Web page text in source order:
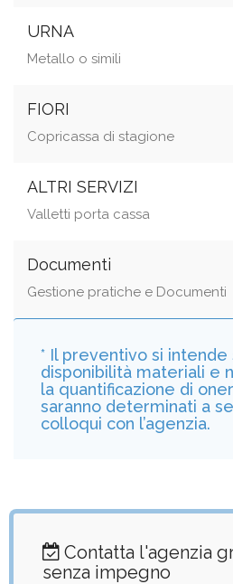
URNA
Metallo o simili
FIORI
Copricassa di stagione
ALTRI SERVIZI
Valletti porta cassa
Documenti
Gestione pratiche e Documenti
* Il preventivo si intende
disponibilità materiali e
la quantificazione di
saranno determinati a
colloqui con l’agenzia.
Contatta l'agenzia
senza impegno